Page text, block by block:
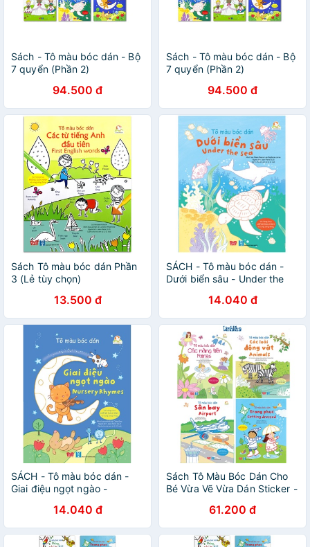
Sách - Tô màu bóc dán - Bộ
7 quyển (Phần 2)
94.500 đ
Sách - Tô màu bóc dán - Bộ
7 quyển (Phần 2)
94.500 đ
Sách Tô màu bóc dán Phần
3 (Lẻ tùy chọn)
13.500 đ
SÁCH - Tô màu bóc dán -
Dưới biển sâu - Under the
14.040 đ
SÁCH - Tô màu bóc dán -
Giai điệu ngọt ngào -
14.040 đ
Sách Tô Màu Bóc Dán Cho
Bé Vừa Vẽ Vừa Dán Sticker -
61.200 đ